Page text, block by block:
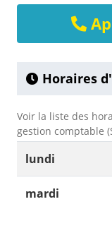
Horaires
Voir la liste des
gestion comptable
lundi
mardi